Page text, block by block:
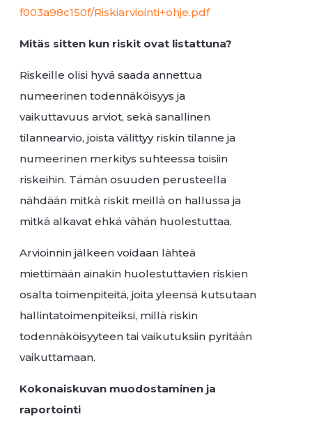
f003a98c150f/Riskiarviointi+ohje.pdf
Mitäs sitten kun riskit ovat listattuna?
Riskeille olisi hyvä saada annettua
numeerinen todennäköisyys ja
vaikuttavuus arviot, sekä sanallinen
tilannearvio, joista välittyy riskin tilanne ja
numeerinen merkitys suhteessa toisiin
riskeihin. Tämän osuuden perusteella
nähdään mitkä riskit meillä on hallussa ja
mitkä alkavat ehkä vähän huolestuttaa.
Arvioinnin jälkeen voidaan lähteä
miettimään ainakin huolestuttavien riskien
osalta toimenpiteitä, joita yleensä kutsutaan
hallintatoimenpiteiksi, millä riskin
todennäköisyyteen tai vaikutuksiin pyritään
vaikuttamaan.
Kokonaiskuvan muodostaminen ja
raportointi